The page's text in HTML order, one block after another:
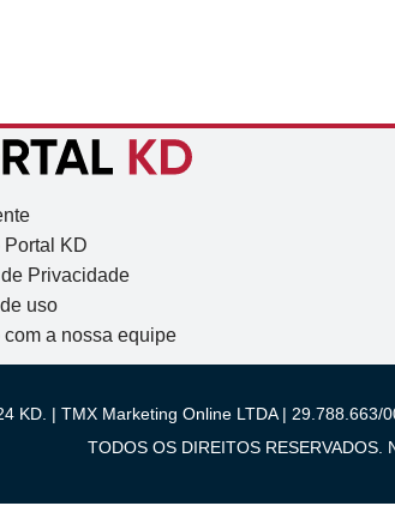
Portal KD
Privacidade
uso
com a nossa equipe
KD. | TMX Marketing Online LTDA | 29.788.663/
TODOS OS DIREITOS